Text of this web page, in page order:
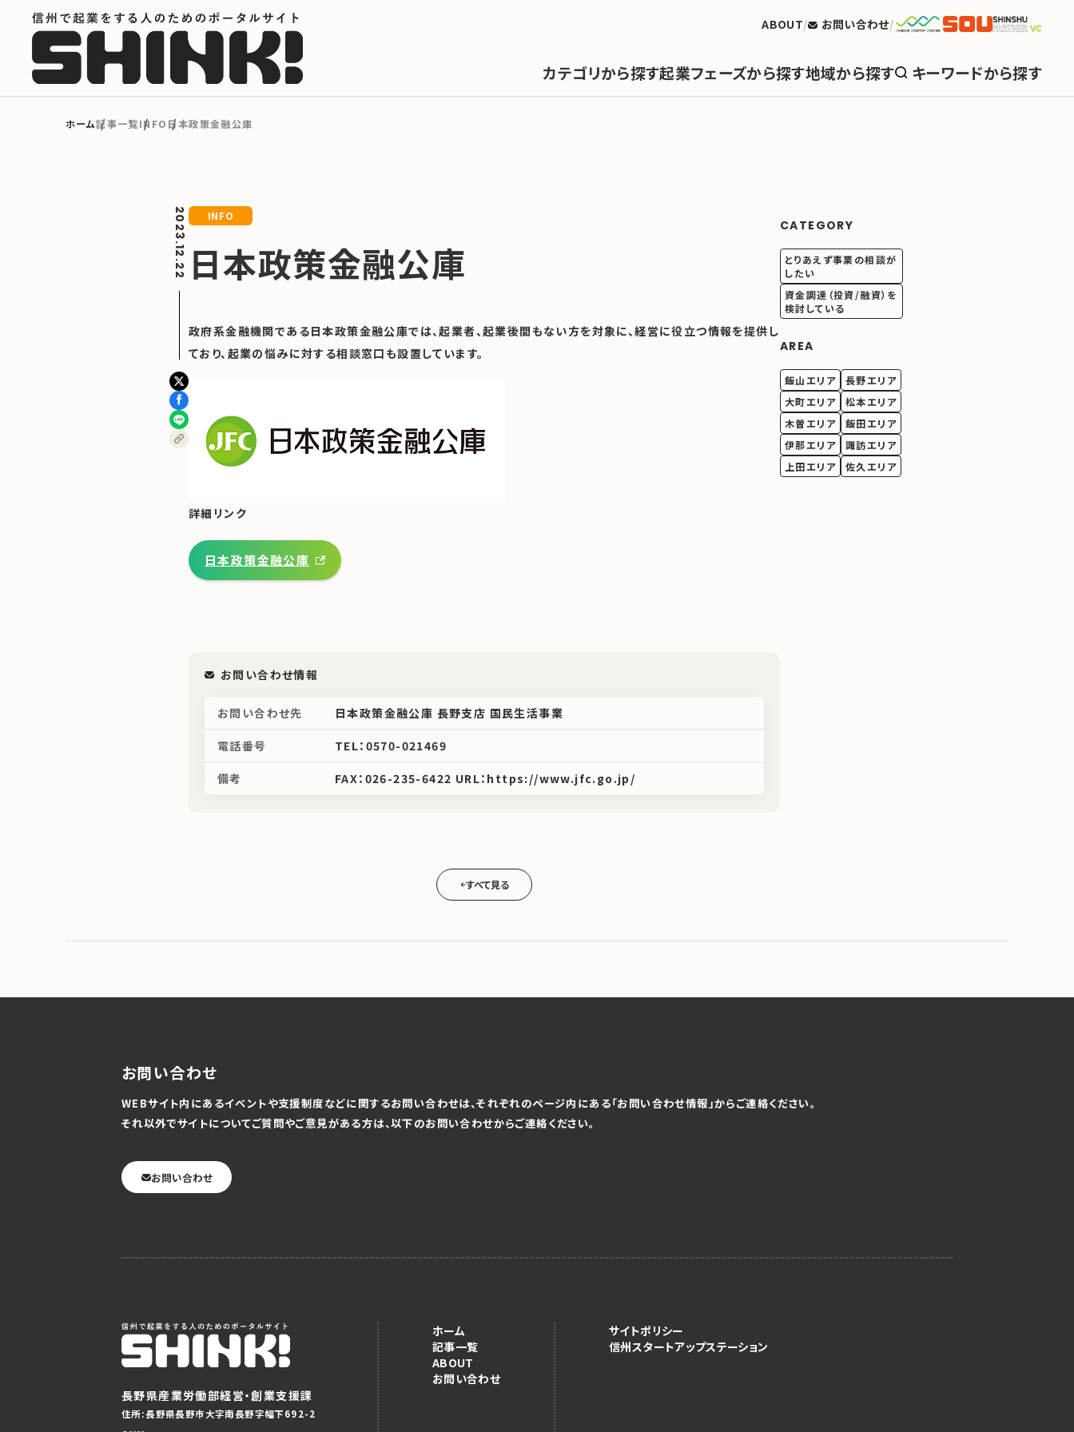
ABOUT お問い合わせ
カテゴリから探す起業フェーズから探す地域から探す キーワードから探す
カテゴリから探す
キーワードから探す
記事一覧INFO 日本政策金融公庫
2023.12.22 INFO
日本政策金融公庫
政府系金融機関である日本政策金融公庫では、起業者、起業後間もない方を対象に、経営に役立つ情報を提供し
ており、起業の悩みに対する相談窓口も設置しています。
詳細リンク
日本政策金融公庫
お問い合わせ情報
お問い合わせ先 日本政策金融公庫 長野支店 国民生活事業
電話番号 TEL：0570-021469
備考 FAX：026-235-6422 URL：https://www.jfc.go.jp/
すべて見る
CATEGORY
とりあえず事業の相談が
したい
資金調達（投資/融資）を
検討している
AREA
飯山エリア
長野エリア
大町エリア
松本エリア
木曽エリア
飯田エリア
伊那エリア
諏訪エリア
上田エリア
佐久エリア
お問い合わせ
WEBサイト内にあるイベントや支援制度などに関するお問い合わせは、それぞれのページ内にある「お問い合わせ情報」からご連絡ください。
それ以外でサイトについてご質問やご意見がある方は、以下のお問い合わせからご連絡ください。
お問い合わせ
長野県産業労働部経営・創業支援課
住所:長野県長野市大字南長野字幅下692-2
ホーム
記事一覧
ABOUT
お問い合わせ
サイトポリシー
信州スタートアップステーション